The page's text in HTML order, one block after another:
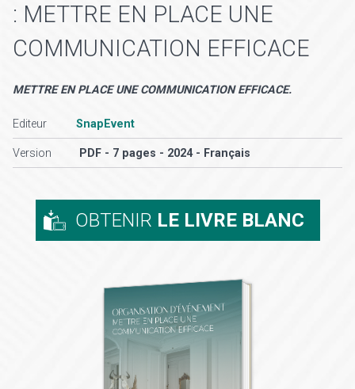
: METTRE EN PLACE UNE
COMMUNICATION EFFICACE
METTRE EN PLACE UNE COMMUNICATION EFFICACE.
Editeur SnapEvent
Version PDF - 7 pages - 2024 - Français
OBTENIR LE LIVRE BLANC